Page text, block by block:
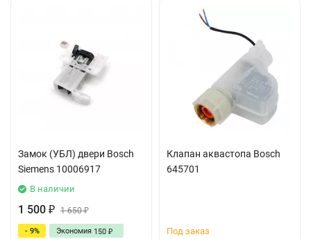
Замок (УБЛ) двери Bosch
Siemens 10006917
В наличии
1 500 ₽ 1 650₽
- 9% Экономия 150 ₽
Клапан аквастопа Bosch
645701
Под заказ